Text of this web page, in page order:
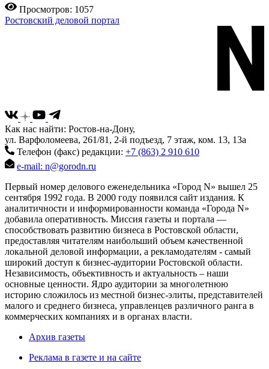
Просмотров: 1057
Ростовский деловой портал
Как нас найти: Ростов-на-Дону,
ул. Варфоломеева, 261/81, 2-й подъезд, 7 этаж, ком. 13, 13а
Телефон (факс) редакции: +7 (863) 2 910 610
e-mail: n@gorodn.ru
Первый номер делового еженедельника «Город N» вышел 25
сентября 1992 года. В 2000 году появился сайт издания. К
аналитичности и информированности команда «Города N»
добавила оперативность. Миссия газеты и портала —
способствовать развитию бизнеса в Ростовской области,
предоставляя читателям наибольший объем качественной
локальной деловой информации, а рекламодателям - самый
широкий доступ к бизнес-аудитории Ростовской области.
Независимость, объективность и актуальность – наши
основные ценности. Ядро аудитории за многолетнюю
историю сложилось из местной бизнес-элиты, представителей
малого и среднего бизнеса, управленцев различного ранга в
коммерческих компаниях и в органах власти.
Архив газеты
Реклама в газете и на сайте